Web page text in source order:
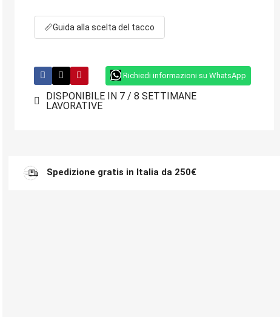
📏Guida alla scelta del tacco
Richiedi informazioni su WhatsApp
DISPONIBILE IN 7 / 8 SETTIMANE
LAVORATIVE
Spedizione gratis in Italia da 250€